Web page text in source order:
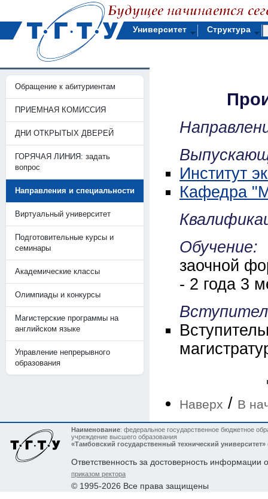
Университет Структура
Обращение к абитуриентам
ПРИЕМНАЯ КОМИССИЯ
ДНИ ОТКРЫТЫХ ДВЕРЕЙ
ГОРЯЧАЯ ЛИНИЯ: задать
вопрос
Направления и специальности
Виртуальный университет
Подготовительные курсы и
семинары
Академические классы
Олимпиады и конкурсы
Магистерские программы на
английском языке
Управление непрерывного
образования
Институт
Кафедра
заочной
- 2 года 3
Наверх / В
Наименование: федеральное государственное бюджетное
учреждение высшего образования
«Тамбовский государственный технический
Ответственность за достоверность информации
приказом ректора
© 1995-2026 Все права защищены